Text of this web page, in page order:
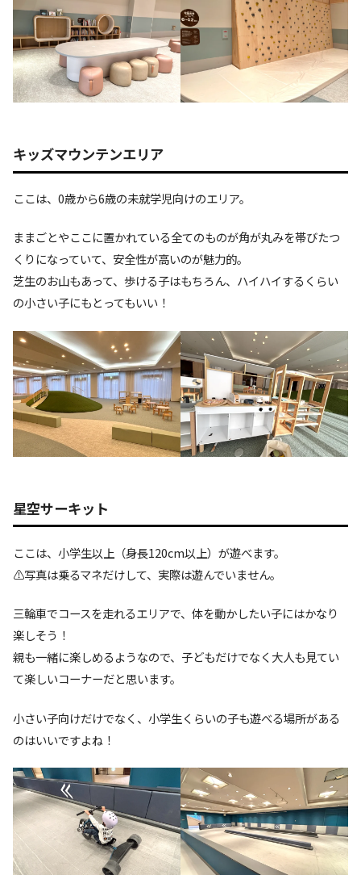
キッズマウンテンエリア
ここは、0歳から6歳の未就学児向けのエリア。
ままごとやここに置かれている全てのものが角が丸みを帯びたつ
くりになっていて、安全性が高いのが魅力的。
芝生のお山もあって、歩ける子はもちろん、ハイハイするくらい
の小さい子にもとってもいい！
星空サーキット
ここは、小学生以上（身長120cm以上）が遊べます。
⚠️写真は乗るマネだけして、実際は遊んでいません。
三輪車でコースを走れるエリアで、体を動かしたい子にはかなり
楽しそう！
親も一緒に楽しめるようなので、子どもだけでなく大人も見てい
て楽しいコーナーだと思います。
小さい子向けだけでなく、小学生くらいの子も遊べる場所がある
のはいいですよね！